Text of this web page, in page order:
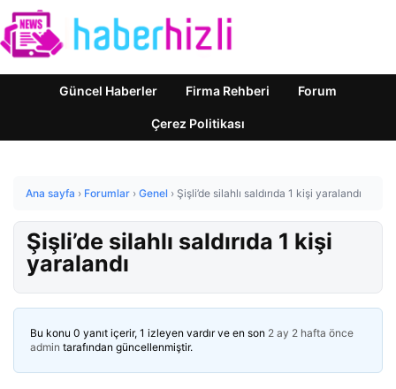
Güncel Haberler Firma Rehberi Forum
Çerez Politikası
Ana sayfa › Forumlar › Genel › Şişli’de silahlı saldırıda 1 kişi yaralandı
Şişli’de silahlı saldırıda 1 kişi
yaralandı
Bu konu 0 yanıt içerir, 1 izleyen vardır ve en son 2 ay 2 hafta önce
admin tarafından güncellenmiştir.